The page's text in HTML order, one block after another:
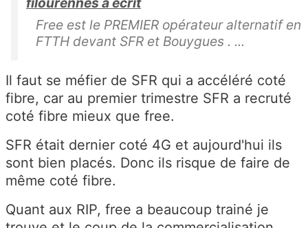
Free est le PREMIER opérateur alternatif en
FTTH devant SFR et Bouygues . ...
Il faut se méfier de SFR qui a accéléré coté
fibre, car au premier trimestre SFR a recruté
coté fibre mieux que free.
SFR était dernier coté 4G et aujourd'hui ils
sont bien placés. Donc ils risque de faire de
même coté fibre.
Quant aux RIP, free a beaucoup trainé je